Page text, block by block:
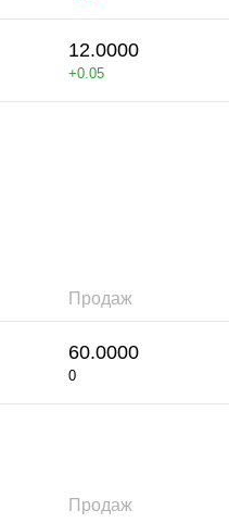
12.0000
+0.05
Продаж
60.0000
0
Продаж